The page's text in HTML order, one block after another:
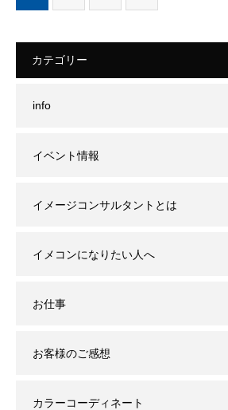
カテゴリー
info
イベント情報
イメージコンサルタントとは
イメコンになりたい人へ
お仕事
お客様のご感想
カラーコーディネート